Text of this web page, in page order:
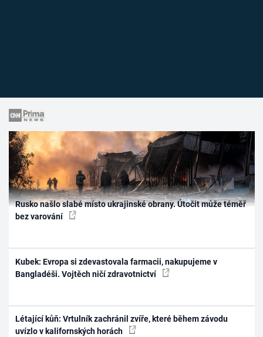
Rusko našlo slabé místo ukrajinské obrany. Útočit může téměř
bez varování
Kubek: Evropa si zdevastovala farmacii, nakupujeme v
Bangladéši. Vojtěch ničí zdravotnictví
Létající kůň: Vrtulník zachránil zvíře, které během závodu
uvízlo v kalifornských horách